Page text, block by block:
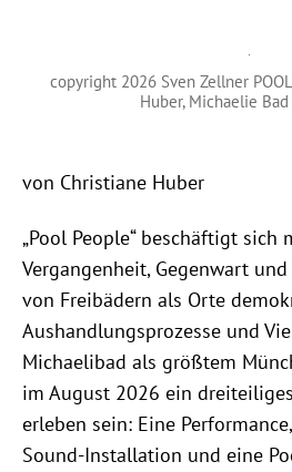
copyright 2026 Sven Zellner
Huber, Michaelie
von Christiane Huber
„Pool People“ beschäftigt sich
Vergangenheit, Gegenwart
von Freibädern als Orte
Aushandlungsprozesse und
Michaelibad als größtem
im August 2026 ein
erleben sein: Eine
Sound-Installation und eine